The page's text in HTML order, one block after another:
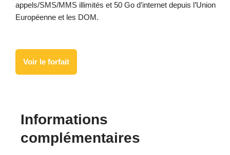
appels/SMS/MMS illimités et 50 Go d’internet depuis l’Union
Européenne et les DOM.
Voir le forfait
Informations
complémentaires